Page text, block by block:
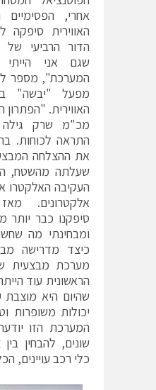
אחרי,
האווירית
הדור הרביעי
שגם אני
המערכת", מספר
מפעל "יבשה"
האווירית. "הפתרון
מכ"מ שרק
התראה לכוחות.
את ההצלחה
שעלתה מהשטח,
העקיבה האלקטרו
אלקטרונים. מאז
סיפקנו כבר
ומבחינתי מה
כיצד מדרישה
מערכת מבצעית
הראשונית עוד
שהיום היא
יכולות משופרות
המערכת הזו
שונים, להבחין
כלי רכב עויינים,